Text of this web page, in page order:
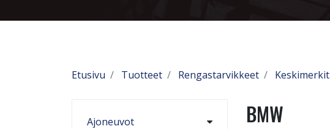
Etusivu Tuotteet Rengastarvikkeet Keskimerkit
Ajoneuvot BMW